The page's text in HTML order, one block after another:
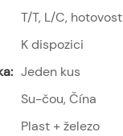
T/T, L/C,
K dispozici
Jeden kus
Su-čou, Čína
Plast + železo